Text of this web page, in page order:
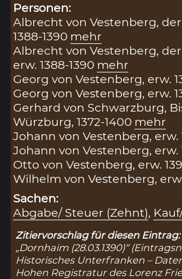
Personen:
Albrecht von Vestenberg,
1388-1390 mehr
Albrecht von Vestenberg,
erw. 1388-1390 mehr
Georg von Vestenberg, erw.
Georg von Vestenberg, erw.
Gerhard von Schwarzburg,
Würzburg, 1372-1400 mehr
Johann von Vestenberg, erw.
Johann von Vestenberg, erw.
Otto von Vestenberg, erw.
Wilhelm von Vestenberg,
Sachen:
Abgabe/ Steuer (Zehnt),
Zitiervorschlag für diesen Eintrag:
„Dornhaim (28.03.1390)“
Historisches Unterfranken –
Hohen Registratur des Lorenz